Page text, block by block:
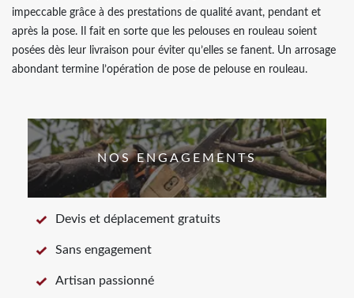
impeccable grâce à des prestations de qualité avant, pendant et
après la pose. Il fait en sorte que les pelouses en rouleau soient
posées dès leur livraison pour éviter qu’elles se fanent. Un arrosage
abondant termine l’opération de pose de pelouse en rouleau.
NOS ENGAGEMENTS
Devis et déplacement gratuits
Sans engagement
Artisan passionné